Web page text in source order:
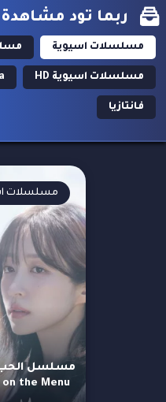
ربما تود مشاهدة
مسلسلات اسيوية
مسلسلات اسيوية HD
فانتازيا
on the Menu الحلقة 6 مترجمة
مسلسلات